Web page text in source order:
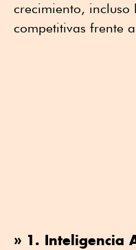
crecimiento, incluso
competitivas frente
» 1. Inteligencia